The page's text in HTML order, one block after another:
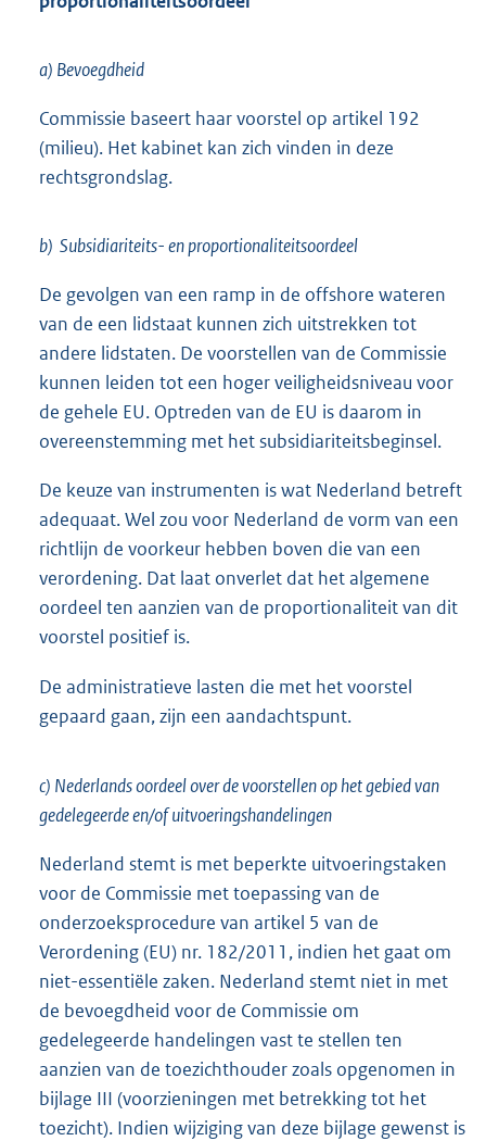
a) Bevoegdheid
Commissie baseert haar voorstel op artikel 192
(milieu). Het kabinet kan zich vinden in deze
rechtsgrondslag.
b) Subsidiariteits- en proportionaliteitsoordeel
De gevolgen van een ramp in de offshore wateren
van de een lidstaat kunnen zich uitstrekken tot
andere lidstaten. De voorstellen van de Commissie
kunnen leiden tot een hoger veiligheidsniveau voor
de gehele EU. Optreden van de EU is daarom in
overeenstemming met het subsidiariteitsbeginsel.
De keuze van instrumenten is wat Nederland betreft
adequaat. Wel zou voor Nederland de vorm van een
richtlijn de voorkeur hebben boven die van een
verordening. Dat laat onverlet dat het algemene
oordeel ten aanzien van de proportionaliteit van dit
voorstel positief is.
De administratieve lasten die met het voorstel
gepaard gaan, zijn een aandachtspunt.
c) Nederlands oordeel over de voorstellen op het gebied van
gedelegeerde en/of uitvoeringshandelingen
Nederland stemt is met beperkte uitvoeringstaken
voor de Commissie met toepassing van de
onderzoeksprocedure van artikel 5 van de
Verordening (EU) nr. 182/2011, indien het gaat om
niet-essentiële zaken. Nederland stemt niet in met
de bevoegdheid voor de Commissie om
gedelegeerde handelingen vast te stellen ten
aanzien van de toezichthouder zoals opgenomen in
bijlage III (voorzieningen met betrekking tot het
toezicht). Indien wijziging van deze bijlage gewenst is